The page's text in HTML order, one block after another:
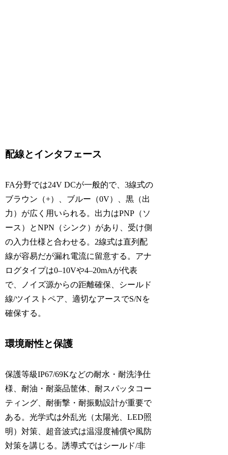
配線とインタフェース
FA分野では24V DCが一般的で、3線式の
ブラウン（+）、ブルー（0V）、黒（出
力）が広く用いられる。出力はPNP（ソ
ース）とNPN（シンク）があり、受け側
の入力仕様と合わせる。2線式は直列配
線が容易だが漏れ電流に留意する。アナ
ログタイプは0–10Vや4–20mAが代表
で、ノイズ源からの距離確保、シールド
線/ツイストペア、適切なアースでS/Nを
確保する。
環境耐性と保護
保護等級IP67/69Kなどの耐水・耐洗浄仕
様、耐油・耐薬品筐体、耐スパッタコー
ティング、耐衝撃・耐振動設計が重要で
ある。光学式は外乱光（太陽光、LED照
明）対策、超音波式は温湿度補償や風防
対策を講じる。誘導式ではシールド/非